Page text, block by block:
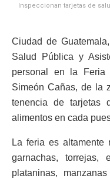
Inspeccionan tarjetas de
Ciudad de
Salud Pública y
personal en la Feria
Simeón Cañas, de la
tenencia de tarjetas
alimentos en cada
La feria es altamente
garnachas, torrejas,
plataninas,